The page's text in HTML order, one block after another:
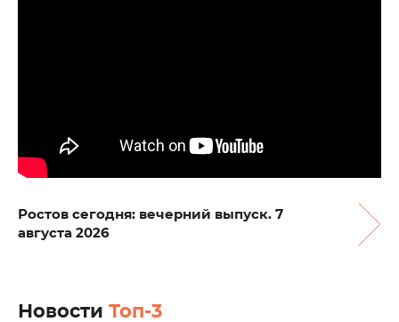
Ростов сегодня: вечерний выпуск. 7
августа 2026
Новости Топ-3